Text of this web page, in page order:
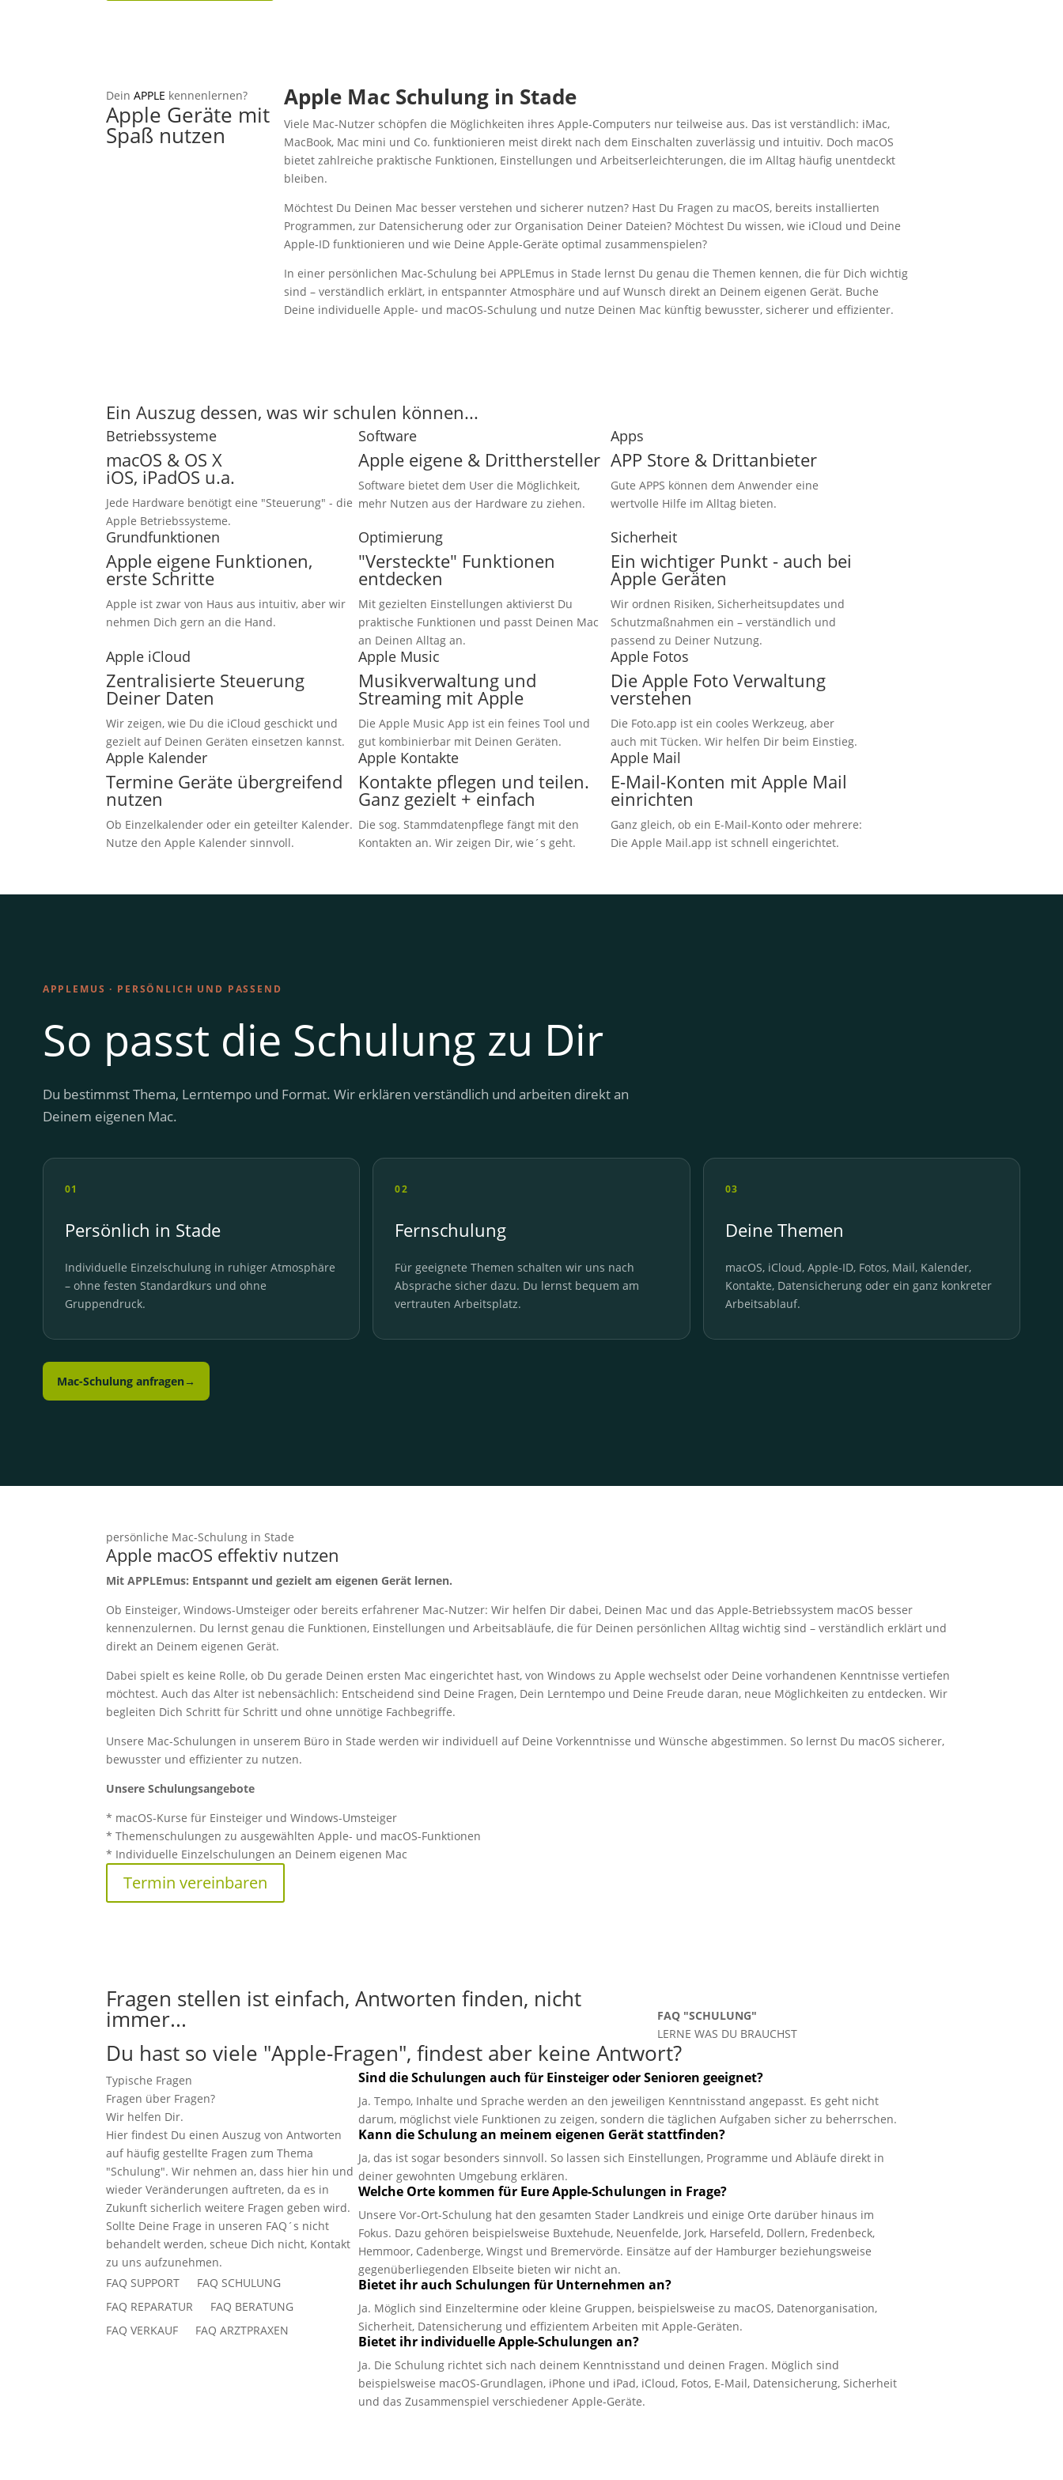
DeinAPPLE kennenlernen?
Apple Geräte mit
Spaß nutzen
Apple Mac Schulung in Stade
Viele Mac-Nutzer schöpfen die Möglichkeiten ihres Apple-Computers nur teilweise aus. Das ist verständlich: iMac,
MacBook, Mac mini und Co. funktionieren meist direkt nach dem Einschalten zuverlässig und intuitiv. Doch macOS
bietet zahlreiche praktische Funktionen, Einstellungen und Arbeitserleichterungen, die im Alltag häufig unentdeckt
bleiben.
Möchtest Du Deinen Mac besser verstehen und sicherer nutzen? Hast Du Fragen zu macOS, bereits installierten
Programmen, zur Datensicherung oder zur Organisation Deiner Dateien? Möchtest Du wissen, wie iCloud und Deine
Apple-ID funktionieren und wie Deine Apple-Geräte optimal zusammenspielen?
In einer persönlichen Mac-Schulung bei APPLEmus in Stade lernst Du genau die Themen kennen, die für Dich wichtig
sind – verständlich erklärt, in entspannter Atmosphäre und auf Wunsch direkt an Deinem eigenen Gerät. Buche
Deine individuelle Apple- und macOS-Schulung und nutze Deinen Mac künftig bewusster, sicherer und effizienter.
Ein Auszug dessen, was wir schulen können...
Betriebssysteme
macOS & OS X
iOS, iPadOS u.a.
Jede Hardware benötigt eine "Steuerung" - die
Apple Betriebssysteme.
Software
Apple eigene & Dritthersteller
Software bietet dem User die Möglichkeit,
mehr Nutzen aus der Hardware zu ziehen.
Apps
APP Store & Drittanbieter
Gute APPS können dem Anwender eine
wertvolle Hilfe im Alltag bieten.
Grundfunktionen
Apple eigene Funktionen,
erste Schritte
Apple ist zwar von Haus aus intuitiv, aber wir
nehmen Dich gern an die Hand.
Optimierung
"Versteckte" Funktionen
entdecken
Mit gezielten Einstellungen aktivierst Du
praktische Funktionen und passt Deinen Mac
an Deinen Alltag an.
Sicherheit
Ein wichtiger Punkt - auch bei
Apple Geräten
Wir ordnen Risiken, Sicherheitsupdates und
Schutzmaßnahmen ein – verständlich und
passend zu Deiner Nutzung.
Apple iCloud
Zentralisierte Steuerung
Deiner Daten
Wir zeigen, wie Du die iCloud geschickt und
gezielt auf Deinen Geräten einsetzen kannst.
Apple Music
Musikverwaltung und
Streaming mit Apple
Die Apple Music App ist ein feines Tool und
gut kombinierbar mit Deinen Geräten.
Apple Fotos
Die Apple Foto Verwaltung
verstehen
Die Foto.app ist ein cooles Werkzeug, aber
auch mit Tücken. Wir helfen Dir beim Einstieg.
Apple Kalender
Termine Geräte übergreifend
nutzen
Ob Einzelkalender oder ein geteilter Kalender.
Nutze den Apple Kalender sinnvoll.
Apple Kontakte
Kontakte pflegen und teilen.
Ganz gezielt + einfach
Die sog. Stammdatenpflege fängt mit den
Kontakten an. Wir zeigen Dir, wie´s geht.
Apple Mail
E-Mail-Konten mit Apple Mail
einrichten
Ganz gleich, ob ein E-Mail-Konto oder mehrere:
Die Apple Mail.app ist schnell eingerichtet.
APPLEMUS · PERSÖNLICH UND PASSEND
So passt die Schulung zu Dir
Du bestimmst Thema, Lerntempo und Format. Wir erklären verständlich und arbeiten direkt an
Deinem eigenen Mac.
01
Persönlich in Stade
Individuelle Einzelschulung in ruhiger Atmosphäre
– ohne festen Standardkurs und ohne
Gruppendruck.
02
Fernschulung
Für geeignete Themen schalten wir uns nach
Absprache sicher dazu. Du lernst bequem am
vertrauten Arbeitsplatz.
03
Deine Themen
macOS, iCloud, Apple-ID, Fotos, Mail, Kalender,
Kontakte, Datensicherung oder ein ganz konkreter
Arbeitsablauf.
Mac-Schulung anfragen →
persönliche Mac-Schulung in Stade
Apple macOS effektiv nutzen
Mit APPLEmus: Entspannt und gezielt am eigenen Gerät lernen.
Ob Einsteiger, Windows-Umsteiger oder bereits erfahrener Mac-Nutzer: Wir helfen Dir dabei, Deinen Mac und das Apple-Betriebssystem macOS besser
kennenzulernen. Du lernst genau die Funktionen, Einstellungen und Arbeitsabläufe, die für Deinen persönlichen Alltag wichtig sind – verständlich erklärt und
direkt an Deinem eigenen Gerät.
Dabei spielt es keine Rolle, ob Du gerade Deinen ersten Mac eingerichtet hast, von Windows zu Apple wechselst oder Deine vorhandenen Kenntnisse vertiefen
möchtest. Auch das Alter ist nebensächlich: Entscheidend sind Deine Fragen, Dein Lerntempo und Deine Freude daran, neue Möglichkeiten zu entdecken. Wir
begleiten Dich Schritt für Schritt und ohne unnötige Fachbegriffe.
Unsere Mac-Schulungen in unserem Büro in Stade werden wir individuell auf Deine Vorkenntnisse und Wünsche abgestimmen. So lernst Du macOS sicherer,
bewusster und effizienter zu nutzen.
Unsere Schulungsangebote
* macOS-Kurse für Einsteiger und Windows-Umsteiger
* Themenschulungen zu ausgewählten Apple- und macOS-Funktionen
* Individuelle Einzelschulungen an Deinem eigenen Mac
Termin vereinbaren
Fragen stellen ist einfach, Antworten finden, nicht
immer...
FAQ "SCHULUNG"
LERNE WAS DU BRAUCHST
Du hast so viele "Apple-Fragen", findest aber keine Antwort?
Typische Fragen
Fragen über Fragen?
Wir helfen Dir.
Hier findest Du einen Auszug von Antworten
auf häufig gestellte Fragen zum Thema
"Schulung". Wir nehmen an, dass hier hin und
wieder Veränderungen auftreten, da es in
Zukunft sicherlich weitere Fragen geben wird.
Sollte Deine Frage in unseren FAQ´s nicht
behandelt werden, scheue Dich nicht, Kontakt
zu uns aufzunehmen.
FAQ SUPPORT
FAQ SCHULUNG
FAQ REPARATUR
FAQ BERATUNG
FAQ VERKAUF
FAQ ARZTPRAXEN
Sind die Schulungen auch für Einsteiger oder Senioren geeignet?
Ja. Tempo, Inhalte und Sprache werden an den jeweiligen Kenntnisstand angepasst. Es geht nicht
darum, möglichst viele Funktionen zu zeigen, sondern die täglichen Aufgaben sicher zu beherrschen.
Kann die Schulung an meinem eigenen Gerät stattfinden?
Ja, das ist sogar besonders sinnvoll. So lassen sich Einstellungen, Programme und Abläufe direkt in
deiner gewohnten Umgebung erklären.
Welche Orte kommen für Eure Apple-Schulungen in Frage?
Unsere Vor-Ort-Schulung hat den gesamten Stader Landkreis und einige Orte darüber hinaus im
Fokus. Dazu gehören beispielsweise Buxtehude, Neuenfelde, Jork, Harsefeld, Dollern, Fredenbeck,
Hemmoor, Cadenberge, Wingst und Bremervörde. Einsätze auf der Hamburger beziehungsweise
gegenüberliegenden Elbseite bieten wir nicht an.
Bietet ihr auch Schulungen für Unternehmen an?
Ja. Möglich sind Einzeltermine oder kleine Gruppen, beispielsweise zu macOS, Datenorganisation,
Sicherheit, Datensicherung und effizientem Arbeiten mit Apple-Geräten.
Bietet ihr individuelle Apple-Schulungen an?
Ja. Die Schulung richtet sich nach deinem Kenntnisstand und deinen Fragen. Möglich sind
beispielsweise macOS-Grundlagen, iPhone und iPad, iCloud, Fotos, E-Mail, Datensicherung, Sicherheit
und das Zusammenspiel verschiedener Apple-Geräte.